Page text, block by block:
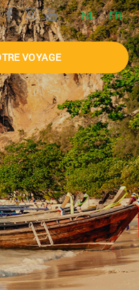
NL FR
VOYAGE